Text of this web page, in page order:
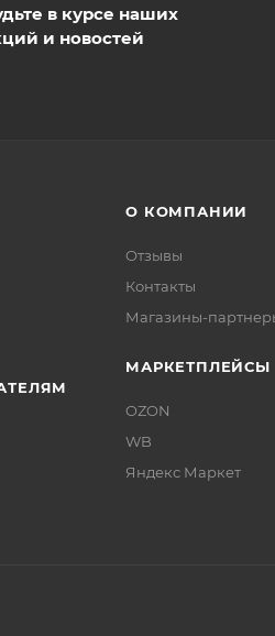
в курсе наших
и новостей
О КОМПАНИИ
Отзывы
Контакты
Магазины-
МАРКЕТПЛЕЙСЫ
OZON
WB
Яндекс Маркет